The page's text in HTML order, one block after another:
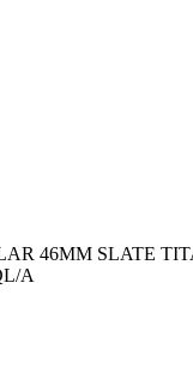
46MM SLATE
A